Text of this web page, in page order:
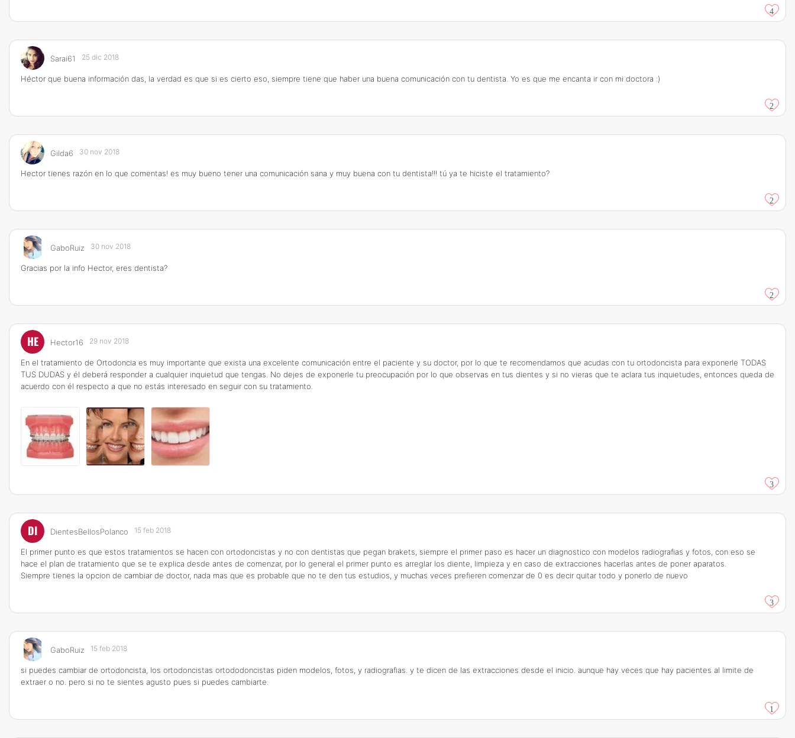
4
Sarai61 25 dic 2018
Héctor que buena información das, la verdad es que si es cierto eso, siempre tiene que haber una buena comunicación con tu dentista. Yo es que me encanta ir con mi doctora :)
2
Gilda6 30 nov 2018
Hector tienes razón en lo que comentas! es muy bueno tener una comunicación sana y muy buena con tu dentista!!! tú ya te hiciste el tratamiento?
2
GaboRuiz 30 nov 2018
Gracias por la info Hector, eres dentista?
2
HE Hector16 29 nov 2018
En el tratamiento de Ortodoncia es muy importante que exista una excelente comunicación entre el paciente y su doctor, por lo que te recomendamos que acudas con tu ortodoncista para exponerle TODAS
TUS DUDAS y él deberá responder a cualquier inquietud que tengas. No dejes de exponerle tu preocupación por lo que observas en tus dientes y si no vieras que te aclara tus inquietudes, entonces queda de
acuerdo con él respecto a que no estás interesado en seguir con su tratamiento.
3
DI DientesBellosPolanco 15 feb 2018
El primer punto es que estos tratamientos se hacen con ortodoncistas y no con dentistas que pegan brakets, siempre el primer paso es hacer un diagnostico con modelos radiografias y fotos, con eso se
hace el plan de tratamiento que se te explica desde antes de comenzar, por lo general el primer punto es arreglar los diente, limpieza y en caso de extracciones hacerlas antes de poner aparatos.
Siempre tienes la opcion de cambiar de doctor, nada mas que es probable que no te den tus estudios, y muchas veces prefieren comenzar de 0 es decir quitar todo y ponerlo de nuevo
3
GaboRuiz 15 feb 2018
si puedes cambiar de ortodoncista, los ortodoncistas ortododoncistas piden modelos, fotos, y radiografias. y te dicen de las extracciones desde el inicio. aunque hay veces que hay pacientes al limite de
extraer o no. pero si no te sientes agusto pues si puedes cambiarte.
1